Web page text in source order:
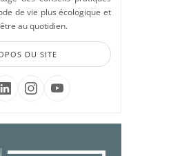
de vie plus écologique et
au quotidien.
DU SITE